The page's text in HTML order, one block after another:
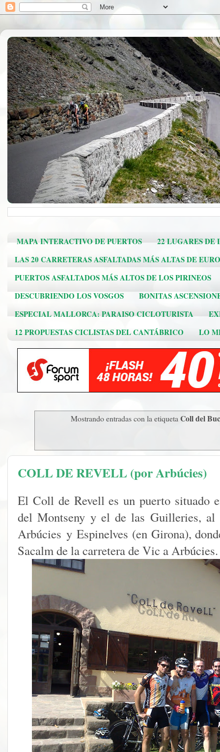
MAPA INTERACTIVO DE PUERTOS
22 LUGARES DE
LAS 20 CARRETERAS ASFALTADAS MÁS ALTAS DE
PUERTOS ASFALTADOS MÁS ALTOS DE LOS PIRINEOS
DESCUBRIENDO LOS VOSGOS
BONITAS
ESPECIAL MALLORCA: PARAISO CICLOTURISTA
12 PROPUESTAS CICLISTAS DEL CANTÁBRICO
LO
Mostrando entradas con la etiqueta Coll del Buc
COLL DE REVELL (por Arbúcies)
El Coll de Revell es un puerto situado
del Montseny y el de las Guilleries,
Arbúcies y Espinelves (en Girona),
Sacalm de la carretera de Vic a Arbúcies.